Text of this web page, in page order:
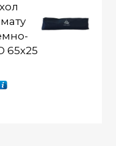
65х25